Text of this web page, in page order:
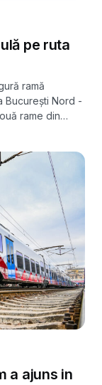
pe ruta
ramă
București Nord -
rame din
a ajuns in